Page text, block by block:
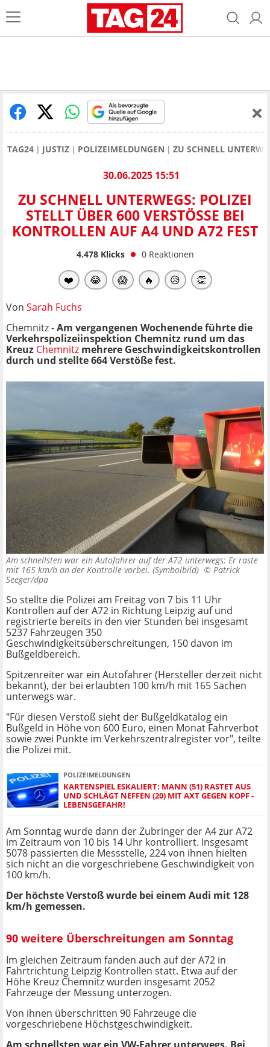
TAG24 JUSTIZ POLIZEIMELDUNGEN ZU SCHNELL
30.06.2025 15:51
ZU SCHNELL UNTERWEGS: POLIZEI
STELLT ÜBER 600 VERSTÖSSE BEI K
ONTROLLEN AUF A4 UND A72 FEST
4.478Klicks 0 Reaktionen
❤️ 😂 😱 🔥 😥 👏
Von Sarah Fuchs
Chemnitz -Am vergangenen Wochenende führte die
Verkehrspolizeiinspektion Chemnitz rund um das
Kreuz Chemnitz mehrere Geschwindigkeitskontrollen
durch und stellte 664 Verstöße fest.
Am schnellsten war ein Autofahrer auf der A72 unterwegs: Er raste
mit 165 km/h an der Kontrolle vorbei. (Symbolbild) © Patrick
Seeger/dpa
So stellte die Polizei am Freitag von 7 bis 11 Uhr
Kontrollen auf der A72 in Richtung Leipzig auf und
registrierte bereits in den vier Stunden bei insgesamt
5237 Fahrzeugen 350
Geschwindigkeitsüberschreitungen, 150 davon im
Bußgeldbereich.
Spitzenreiter war ein Autofahrer (Hersteller derzeit nicht
bekannt), der bei erlaubten 100 km/h mit 165 Sachen
unterwegs war.
"Für diesen Verstoß sieht der Bußgeldkatalog ein
Bußgeld in Höhe von 600 Euro, einen Monat Fahrverbot
sowie zwei Punkte im Verkehrszentralregister vor", teilte
die Polizei mit.
POLIZEIMELDUNGEN
KARTENSPIEL ESKALIERT: MANN (51) RASTET AUS
UND SCHLÄGT NEFFEN (20) MIT AXT GEGEN KOPF -
LEBENSGEFAHR!
Am Sonntag wurde dann der Zubringer der A4 zur A72
im Zeitraum von 10 bis 14 Uhr kontrolliert. Insgesamt
5078 passierten die Messstelle, 224 von ihnen hielten
sich nicht an die vorgeschriebene Geschwindigkeit von
100 km/h.
Der höchste Verstoß wurde bei einem Audi mit 128
km/h gemessen.
90 weitere Überschreitungen am Sonntag
Im gleichen Zeitraum fanden auch auf der A72 in
Fahrtrichtung Leipzig Kontrollen statt. Etwa auf der
Höhe Kreuz Chemnitz wurden insgesamt 2052
Fahrzeuge der Messung unterzogen.
Von ihnen überschritten 90 Fahrzeuge die
vorgeschriebene Höchstgeschwindigkeit.